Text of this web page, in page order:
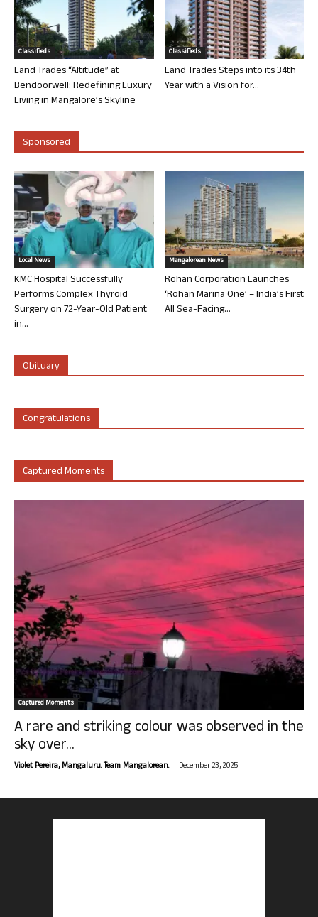
Classifieds
Land Trades “Altitude” at
Bendoorwell: Redefining Luxury
Living in Mangalore’s Skyline
Classifieds
Land Trades Steps into its 34th
Year with a Vision for...
Sponsored
Local News
KMC Hospital Successfully
Performs Complex Thyroid
Surgery on 72-Year-Old Patient
in...
Mangalorean News
Rohan Corporation Launches
‘Rohan Marina One’ – India’s First
All Sea-Facing...
Obituary
Congratulations
Captured Moments
Captured Moments
A rare and striking colour was observed in the
sky over...
Violet Pereira, Mangaluru. Team Mangalorean. - December 23, 2025